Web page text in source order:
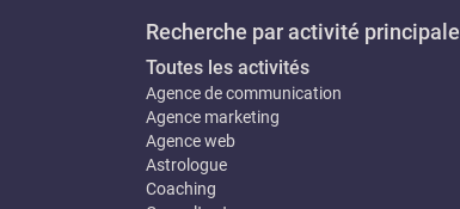
Recherche par activité principale
Toutes les activités
Agence de communication
Agence marketing
Agence web
Astrologue
Coaching